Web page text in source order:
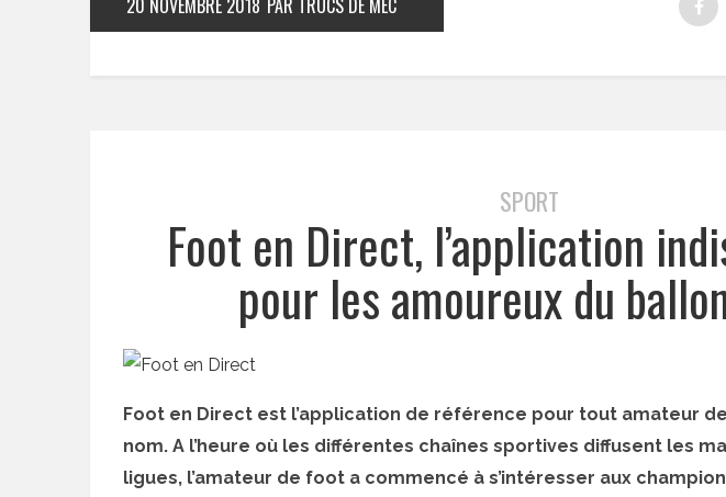
SPORT
Foot en Direct, l’application
pour les amoureux du
Foot en Direct est l’application de référence pour tout amateur
nom. A l’heure où les différentes chaînes sportives diffusent les
ligues, l’amateur de foot a commencé à s’intéresser aux